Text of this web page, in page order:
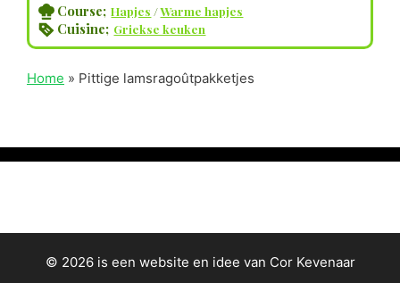
Course; Hapjes /Warme hapjes
Cuisine; Griekse keuken
Home » Pittige lamsragoûtpakketjes
© 2026 is een website en idee van Cor Kevenaar